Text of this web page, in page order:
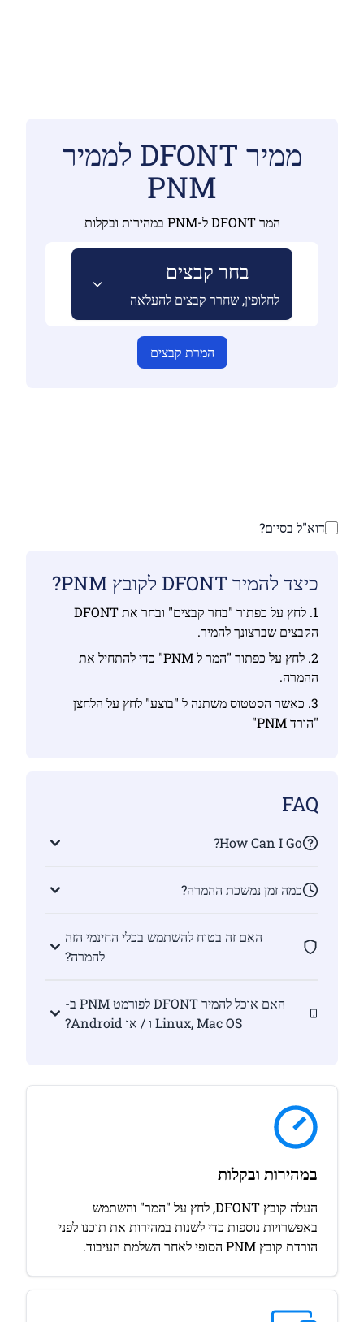
ממיר DFONT לממיר
PNM
המר DFONT ל-PNM במהירות ובקלות
בחר קבצים
לחלופין, שחרר קבצים להעלאה
המרת קבצים
דוא"ל בסיום?
כיצד להמיר DFONT לקובץ PNM?
1. לחץ על כפתור "בחר קבצים" ובחר את DFONT
הקבצים שברצונך להמיר.
2. לחץ על כפתור "המר ל PNM" כדי להתחיל את
ההמרה.
3. כאשר הסטטוס משתנה ל "בוצע" לחץ על הלחצן
"הורד PNM"
FAQ
How Can I Go?
כמה זמן נמשכת ההמרה?
האם זה בטוח להשתמש בכלי החינמי הזה
להמרה?
האם אוכל להמיר DFONT לפורמט PNM ב-
Linux, Mac OS ו / או Android?
במהירות ובקלות
העלה קובץ DFONT, לחץ על "המר" והשתמש
באפשרויות נוספות כדי לשנות במהירות את תוכנו לפני
הורדת קובץ PNM הסופי לאחר השלמת העיבוד.